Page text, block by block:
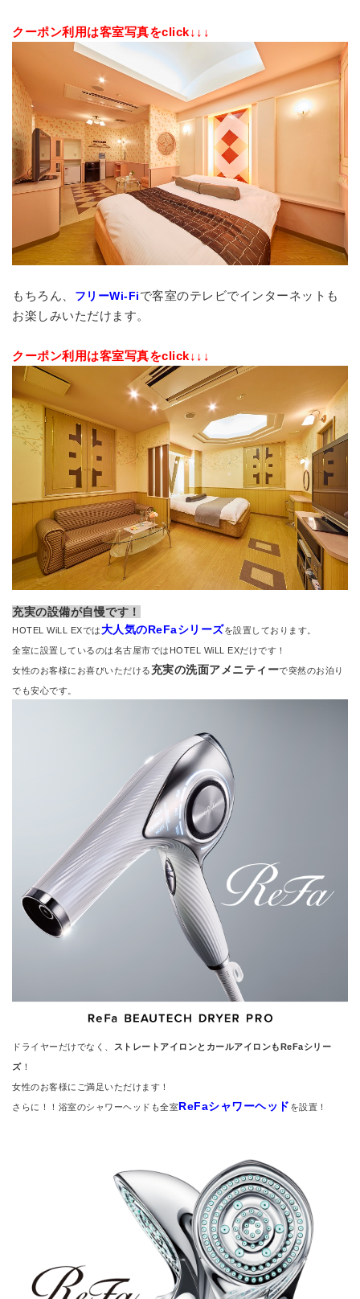
クーポン利用は客室写真をclick↓↓↓
もちろん、 フリーWi-Fiで客室のテレビでインターネットも
お楽しみいただけます。
クーポン利用は客室写真をclick↓↓↓
充実の設備が自慢です！
HOTEL WiLL EXでは大人気のReFaシリーズを設置しております。
全室に設置しているのは名古屋市ではHOTEL WiLL EXだけです！
女性のお客様にお喜びいただける 充実の洗面アメニティーで突然のお泊り
でも安心です。
ドライヤーだけでなく、 ストレートアイロンとカールアイロンもReFaシリー
ズ！
女性のお客様にご満足いただけます！
さらに！！浴室のシャワーヘッドも全室ReFaシャワーヘッド を設置！